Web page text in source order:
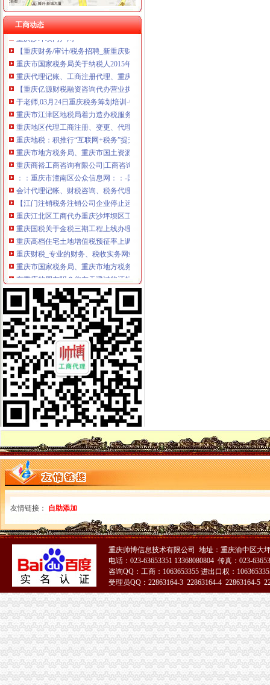
工商动态
重庆财税_专业的财务、税收实务网站-亿企赢财税资讯
国家税务总局2015年持续加“规范税务”建设_部门新闻_新闻_中国
重庆沙坪坝门户网
【重庆财务/审计/税务招聘_新重庆财务/审计/税务招聘信息】-前程无忧
重庆市国家税务局关于纳税人2015年度关联申报等事项的提示-中国会
重庆代理记账、工商注册代理、重庆微型企业、商标注册、税务评估
【重庆亿源财税融资咨询代办营业执照营业哪家比较好】价格,厂家,
于老师,03月24日重庆税务筹划培训-中华品牌管理网
重庆市江津区地税局着力造办税服务“轻体验”-新华网
重庆地区代理工商注册、变更、代理记账、税务咨询可提供地
重庆地税：积推行“互联网+税务”提升服务质效-长江经济网
重庆市地方税务局、重庆市国土资源和房屋管理局<BR>关于暂停办理
重庆商裕工商咨询有限公司|工商咨询|代帐咨询|做账报税|税务代办|代
：：重庆市潼南区公众信息网：：-国税局
会计代理记帐、财税咨询、税务代理-重庆便民网
【江门注销税务注销公司企业停止运营不注销后果严重】-鹤山沙坪易
重庆江北区工商代办重庆沙坪坝区工商代办【渝盾】_其他加盟-中国
重庆国税关于金税三期工程上线办理有关涉税事项的公告_地方规-
重庆高档住宅土地增值税预征率上调至2%_东方财富网
重庆财税_专业的财务、税收实务网站-亿企赢财税资讯
重庆市国家税务局、重庆市地方税务局、重庆市工商管理局转发国
有重庆的朋友吗？你在天津过的还好吗？（转载）_天津_天涯论坛_天
重庆注册税务招聘_重庆注册税务招聘信息_智联重庆招聘网_找工作求
《重庆市国税小规模申报》_优秀范文十篇
重庆招聘税务专员_重庆弘昇管道有限公司招聘-汇博网
重庆税务登记证挂失电话-沙坪坝沙坪坝广告媒-重庆58同城
【税收管理】重庆市地方税务局关于印发《“三证合一、一照一码”
重庆地税的微博
重庆税务策划招聘_重庆税务策划招聘信息_智联重庆招聘网_找工作求
重庆沙坪坝门户网
重庆国税网上申报系统：
重庆营业执照代办【工商代办免费咨询】重庆益尚利财务管理有限公司
重庆财税公司-重庆亿源公司_重庆亿源_重庆市亿源财税咨询公司_重庆
代理记账|税务代理与咨询-重庆君立企业管理咨询有限公司
重庆高档住宅土地增值税预征率上调至2%_网易北京房产频道
重庆代理各项纳税申报-商务服务-久久信息网
【代理记帐、办理工商税务相关事宜等】厂家,价格,图片_重庆正青
重庆代理记账如何办理税务登记变更_搜狐其它_搜狐网
国务制办公室地方规章重庆市税收征管保障办
重庆财务会计-税务招聘-新百胜餐饮（武汉）有限公司招聘信息_重庆
以增经济发展动力为遵循重庆市国税局扎实推进税收改革-新华网
重庆高档住宅土地增值税预征率上调至2%_国内新闻_烟台房产网_买
重庆市税收征管保障办-重庆农业农村信息网
重庆市旭鑫工商税务咨询有限公司-百姓网
重庆亿源财税
“营改增”政策深度解析与操作实务专题李老师,04月16日重庆税
立信税务师事务所有限公司重庆分公司
重庆发票新规定,税务金四期上线！-企业税收优惠政策-重庆市黔江
重庆税务注销
【重庆亿源财税融资咨询代办营业执照营业哪家比较好】价格,厂家,
为什么需要撤销西部吸直辖市？2011年四川上缴中央的税收是重庆的
税务代理服务、帐务清理-重庆便民网
《一般纳税人注销流程》100篇第一文库网
重庆工商注册代理记账变更税务财务佼佼泽工商
友情链接： 自助添加
重庆帅博信息技术有限公司 地址：重庆渝中区大
电话：023-63653351 13368080804 传真：023-
咨询QQ：工商：1063653355 进出口权：
受理员QQ：22863164-3 22863164-4 22863164-5